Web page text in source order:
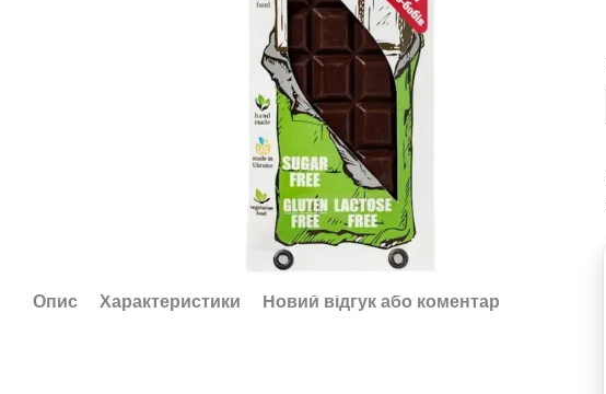
Опис Характеристики Новий відгук або коментар